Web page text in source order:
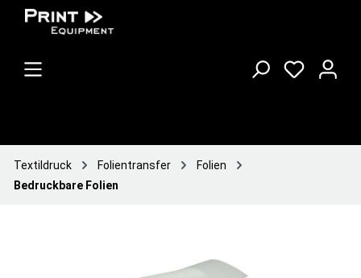
Textildruck Folientransfer
Folien
Bedruckbare Folien